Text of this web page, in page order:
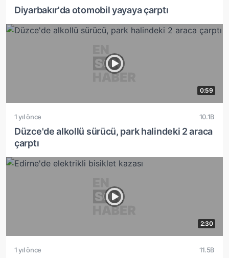
Diyarbakır'da otomobil yayaya çarptı
0:59
1 yıl önce 10.1B
Düzce'de alkollü sürücü, park halindeki 2 araca
çarptı
2:30
1 yıl önce 11.5B